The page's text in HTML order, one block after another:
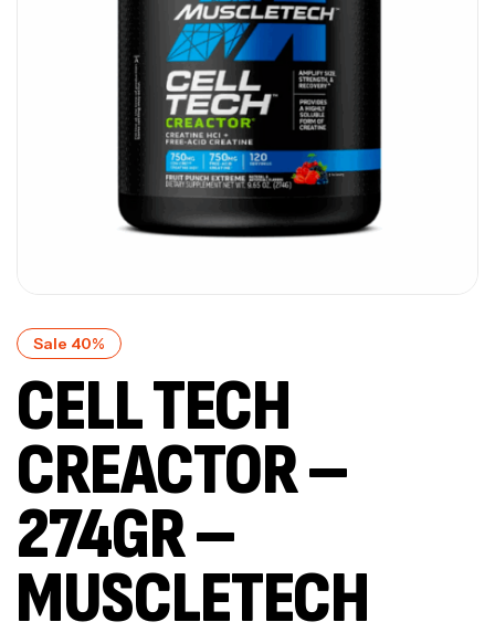
Sale 40%
CELL TECH
CREACTOR –
274GR –
MUSCLETECH